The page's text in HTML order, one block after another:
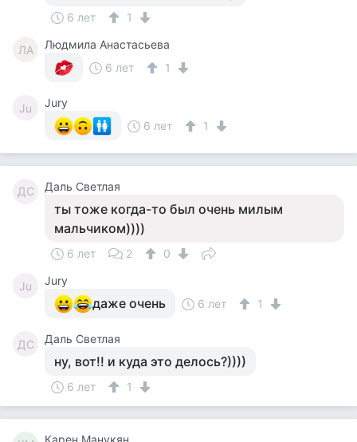
6 лет 1
ЛА
Людмила Анастасьева
6 лет
1
Ju
Jury
6 лет
1
ДС Даль Светлая
ты тоже когда-то был очень милым
мальчиком))))
6 лет 2 0
Ju Jury
даже очень 6 лет 1
ДС Даль Светлая
ну, вот!! и куда это делось?))))
6 лет 1
Карен Манукян